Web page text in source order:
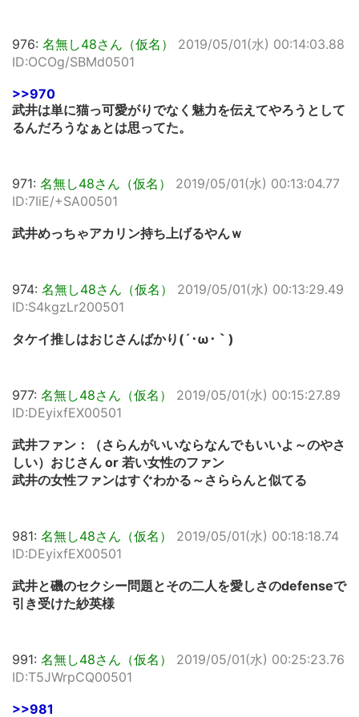
976: 名無し48さん（仮名）
2019/05/01(水) 00:14:03.88
ID:OCOg/SBMd0501
>>970
武井は単に猫っ可愛がりでなく魅力を伝えてやろうとして
るんだろうなぁとは思ってた。
971: 名無し48さん（仮名）
2019/05/01(水) 00:13:04.77
ID:7IiE/+SA00501
武井めっちゃアカリン持ち上げるやんｗ
974: 名無し48さん（仮名）
2019/05/01(水) 00:13:29.49
ID:S4kgzLr200501
タケイ推しはおじさんばかり(´･ω･｀)
977: 名無し48さん（仮名）
2019/05/01(水) 00:15:27.89
ID:DEyixfEX00501
武井ファン：（さらんがいいならなんでもいいよ～のやさ
しい）おじさん or 若い女性のファン
武井の女性ファンはすぐわかる～さららんと似てる
981: 名無し48さん（仮名）
2019/05/01(水) 00:18:18.74
ID:DEyixfEX00501
武井と磯のセクシー問題とその二人を愛しさのdefenseで
引き受けた紗英様
991: 名無し48さん（仮名）
2019/05/01(水) 00:25:23.76
ID:T5JWrpCQ00501
>>981